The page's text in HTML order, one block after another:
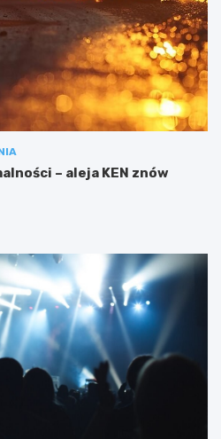
– aleja KEN znów